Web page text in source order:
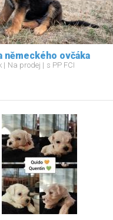
německého ovčáka
Na prodej s PP FCI